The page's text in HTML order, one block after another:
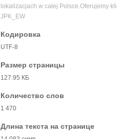
lokalizacjach w całej Polsce.Oferujemy
JPK_EW
Кодировка
UTF-8
Размер страницы
127.95 КБ
Количество слов
1 470
Длина текста на странице